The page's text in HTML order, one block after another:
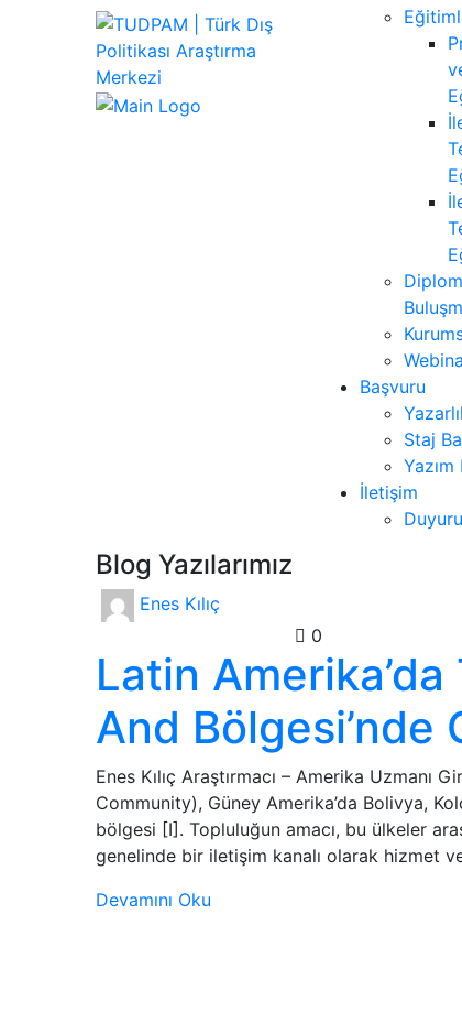
Başvuru
Staj
Yazım
İletişim
Blog Yazılarımız
Enes Kılıç
0
Latin Amerika’da
And Bölgesi’nde
Enes Kılıç Araştırmacı – Amerika Uzmanı
Community), Güney Amerika’da Bolivya,
bölgesi [I]. Topluluğun amacı, bu ülkeler
genelinde bir iletişim kanalı olarak hizmet
Devamını Oku